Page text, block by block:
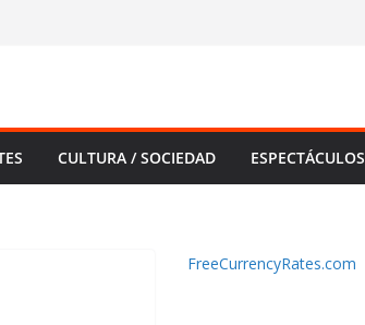
CULTURA / SOCIEDAD ESPECTÁCULOS
FreeCurrencyRates.com